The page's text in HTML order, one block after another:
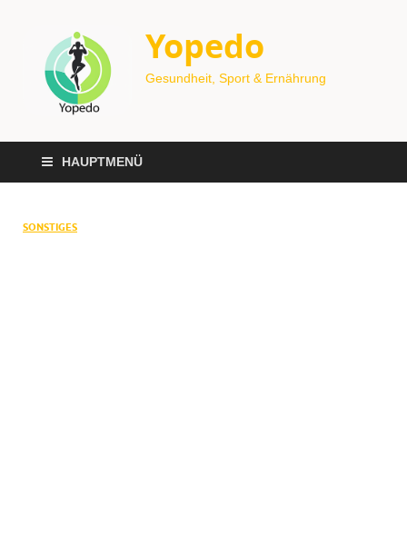
Yopedo
Gesundheit, Sport & Ernährung
HAUPTMENÜ
SONSTIGES